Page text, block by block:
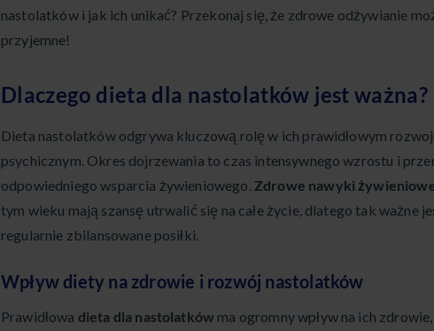
nastolatków i jak ich unikać? Przekonaj się, że zdrowe odżywianie
przyjemne!
Dlaczego dieta dla nastolatków jest ważna?
Dieta nastolatków odgrywa kluczową rolę w ich prawidłowym
psychicznym. Okres dojrzewania to czas intensywnego wzrostu i
odpowiedniego wsparcia żywieniowego. Zdrowe nawyki
tym wieku mają szansę utrwalić się na całe życie, dlatego tak ważne
regularnie zbilansowane posiłki.
Wpływ diety na zdrowie i rozwój nastolatków
Prawidłowa dieta dla nastolatków ma ogromny wpływ na ich